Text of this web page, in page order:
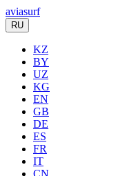
aviasurf
RU
KZ
BY
UZ
KG
EN
GB
DE
ES
FR
IT
CN